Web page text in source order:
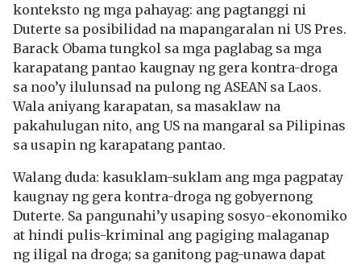
konteksto ng mga pahayag: ang pagtanggi ni
Duterte sa posibilidad na mapangaralan ni US Pres.
Barack Obama tungkol sa mga paglabag sa mga
karapatang pantao kaugnay ng gera kontra-droga
sa noo’y ilulunsad na pulong ng ASEAN sa Laos.
Wala aniyang karapatan, sa masaklaw na
pakahulugan nito, ang US na mangaral sa Pilipinas
sa usapin ng karapatang pantao.
Walang duda: kasuklam-suklam ang mga pagpatay
kaugnay ng gera kontra-droga ng gobyernong
Duterte. Sa pangunahi’y usaping sosyo-ekonomiko
at hindi pulis-kriminal ang pagiging malaganap
ng iligal na droga; sa ganitong pag-unawa dapat